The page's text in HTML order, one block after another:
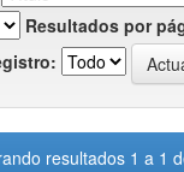
Resultados por
resultados 1 a 1